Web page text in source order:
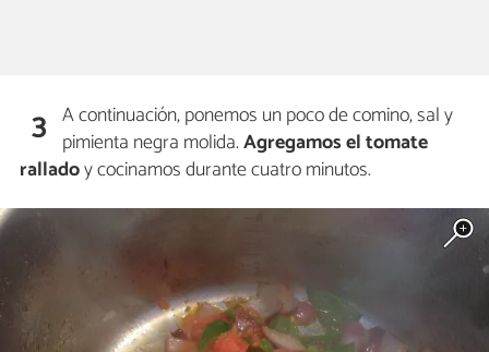
3 A continuación, ponemos un poco de comino, sal y
pimienta negra molida.Agregamos el tomate
ralladoy cocinamos durante cuatro minutos.